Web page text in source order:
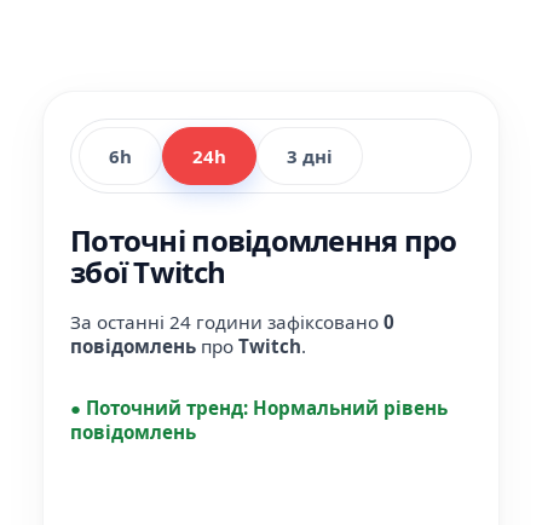
6h 24h 3 дні
Поточні повідомлення про
збої Twitch
За останні 24 години зафіксовано 0
повідомлень про Twitch.
● Поточний тренд: Нормальний рівень
повідомлень